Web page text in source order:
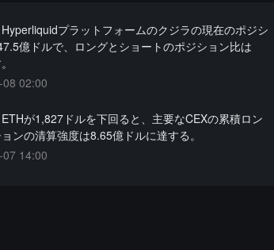
プラットフォームのクジラの現在のポジシ
億ドルで、ロングとショートのポジション比は
02:00
が1,827ドルを下回ると、主要なCEXの累積ロン
ンの清算強度は8.65億ドルに達する。
14:00